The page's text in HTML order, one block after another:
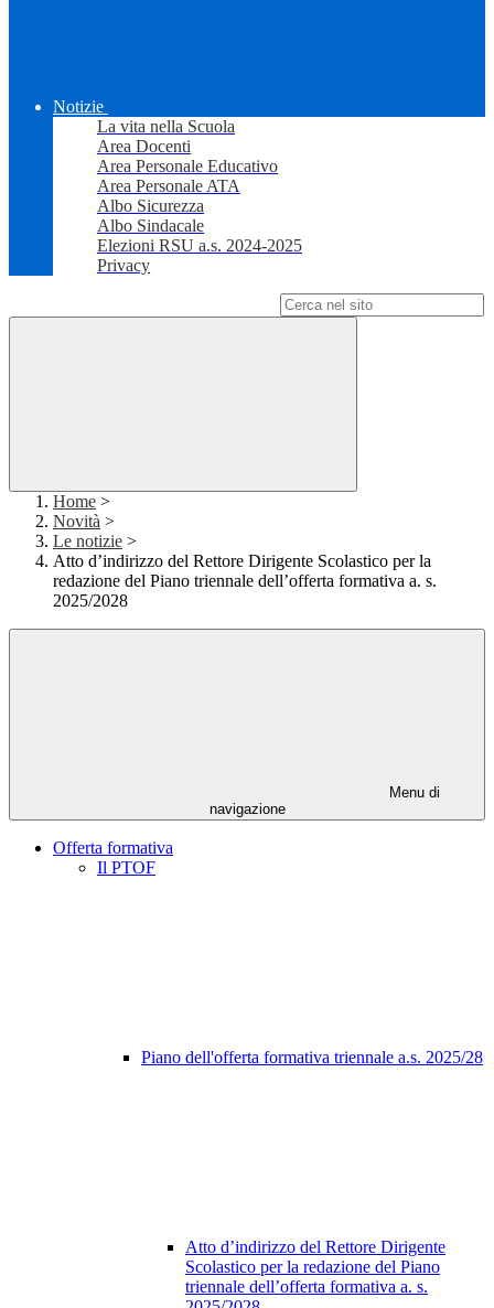
Notizie
La vita nella Scuola
Area Docenti
Area Personale Educativo
Area Personale ATA
Albo Sicurezza
Albo Sindacale
Elezioni RSU a.s. 2024-2025
Privacy
Home >
Novità >
Le notizie >
Atto d’indirizzo del Rettore Dirigente Scolastico per la
redazione del Piano triennale dell’offerta formativa a. s.
2025/2028
Menu di
navigazione
Offerta formativa
Il PTOF
Piano dell'offerta formativa triennale a.s. 2025/28
Atto d’indirizzo del Rettore Dirigente
Scolastico per la redazione del Piano
triennale dell’offerta formativa a. s.